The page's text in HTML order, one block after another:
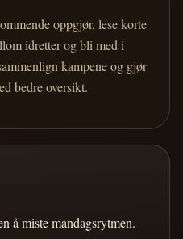
oppgjør, lese korte
idretter og bli med i
kampene og gjør
bedre oversikt.
å miste mandagsrytmen.